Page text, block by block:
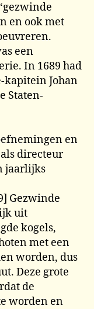
en ook met
een
In 1689 had
kapitein Johan
Staten-
en
directeur
jaarlijks
Gezwinde
uit
kogels,
met een
worden, dus
Deze grote
de
worden en